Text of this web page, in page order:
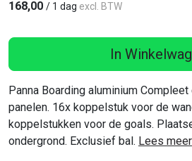
168,00 / 1 dag excl. BTW
In
Panna Boarding aluminium
panelen. 16x koppelstuk voor de
koppelstukken voor de goals.
ondergrond. Exclusief bal. Lees meer